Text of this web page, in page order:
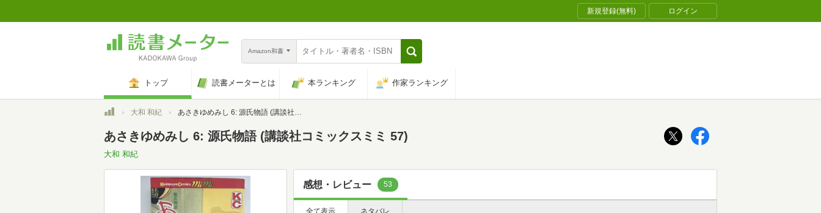
新規登録(無料) ログイン
Amazon和書
トップ 読書メーターとは 本ランキング 作家ランキング
トップ大和 和紀 あさきゆめみし 6: 源氏物語 (講談社コミックスミミ 57)
あさきゆめみし 6: 源氏物語 (講談社コミックスミミ 57)
大和 和紀
感想・レビュー 53
全て表示 ネタバレ